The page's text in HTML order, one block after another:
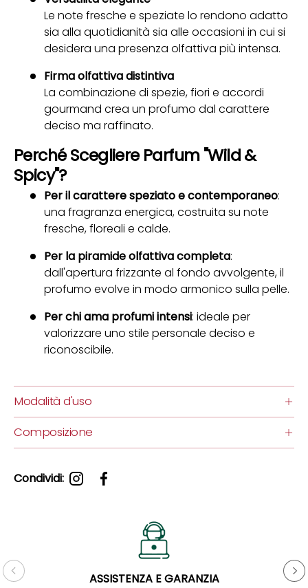
Le note fresche e speziate lo rendono adatto
sia alla quotidianità sia alle occasioni in cui si
desidera una presenza olfattiva più intensa.
Firma olfattiva distintiva
La combinazione di spezie, fiori e accordi
gourmand crea un profumo dal carattere
deciso ma raffinato.
Perché Scegliere Parfum "Wild &
Spicy"?
Per il carattere speziato e contemporaneo:
una fragranza energica, costruita su note
fresche, floreali e calde.
Per la piramide olfattiva completa:
dall'apertura frizzante al fondo avvolgente, il
profumo evolve in modo armonico sulla pelle.
Per chi ama profumi intensi: ideale per
valorizzare uno stile personale deciso e
riconoscibile.
Modalità d'uso
Composizione
Condividi:
ASSISTENZA E GARANZIA